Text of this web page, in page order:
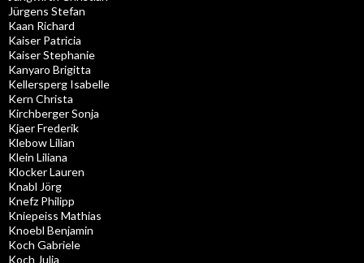
Jürgens Stefan
Kaan Richard
Kaiser Patricia
Kaiser Stephanie
Kanyaro Brigitta
Kellersperg Isabelle
Kern Christa
Kirchberger Sonja
Kjaer Frederik
Klebow Lilian
Klein Liliana
Klocker Lauren
Knabl Jörg
Knefz Philipp
Kniepeiss Mathias
Knoebl Benjamin
Koch Gabriele
Koch Julia